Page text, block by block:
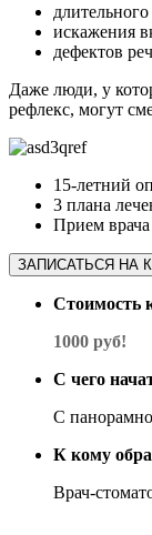
искажения
дефектов
Даже люди, у
рефлекс, могут
15-летний
3 плана
Прием врача
ЗАПИСАТЬСЯ НА
Стоимость
1000 руб!
С чего
С
К кому
Врач-